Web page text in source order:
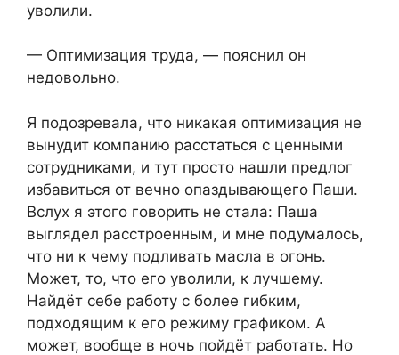
уволили.
— Оптимизация труда, — пояснил он
недовольно.
Я подозревала, что никакая оптимизация не
вынудит компанию расстаться с ценными
сотрудниками, и тут просто нашли предлог
избавиться от вечно опаздывающего Паши.
Вслух я этого говорить не стала: Паша
выглядел расстроенным, и мне подумалось,
что ни к чему подливать масла в огонь.
Может, то, что его уволили, к лучшему.
Найдёт себе работу с более гибким,
подходящим к его режиму графиком. А
может, вообще в ночь пойдёт работать. Но